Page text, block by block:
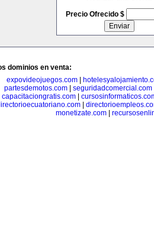
Precio Ofrecido $
dominios en venta:
expovideojuegos.com
partesdemotos.com| seguridadcomercial.com
capacitaciongratis.com|
monetizate.com|